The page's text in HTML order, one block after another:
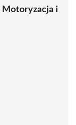
Motoryzacja i